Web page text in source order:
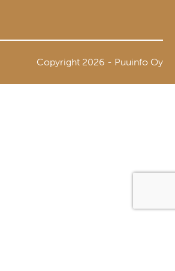
Copyright 2026 - Puuinfo Oy